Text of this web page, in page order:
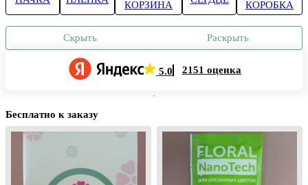
КОРЗИНА
КОРОБКА
Скрыть Раскрыть
5.0 2151 оценка
Бесплатно к заказу